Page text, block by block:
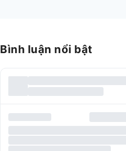
Bình luận nổi bật